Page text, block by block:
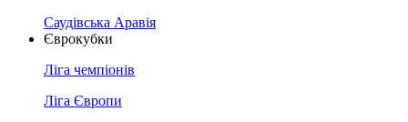
Саудівська Аравія
Єврокубки
Ліга чемпіонів
Ліга Європи